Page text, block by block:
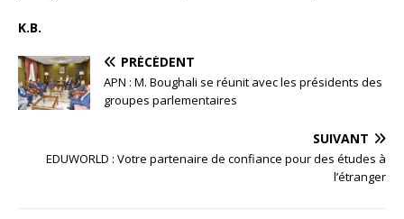
K.B.
PRÉCÉDENT
APN : M. Boughali se réunit avec les présidents des
groupes parlementaires
SUIVANT
EDUWORLD : Votre partenaire de confiance pour des études à
l’étranger